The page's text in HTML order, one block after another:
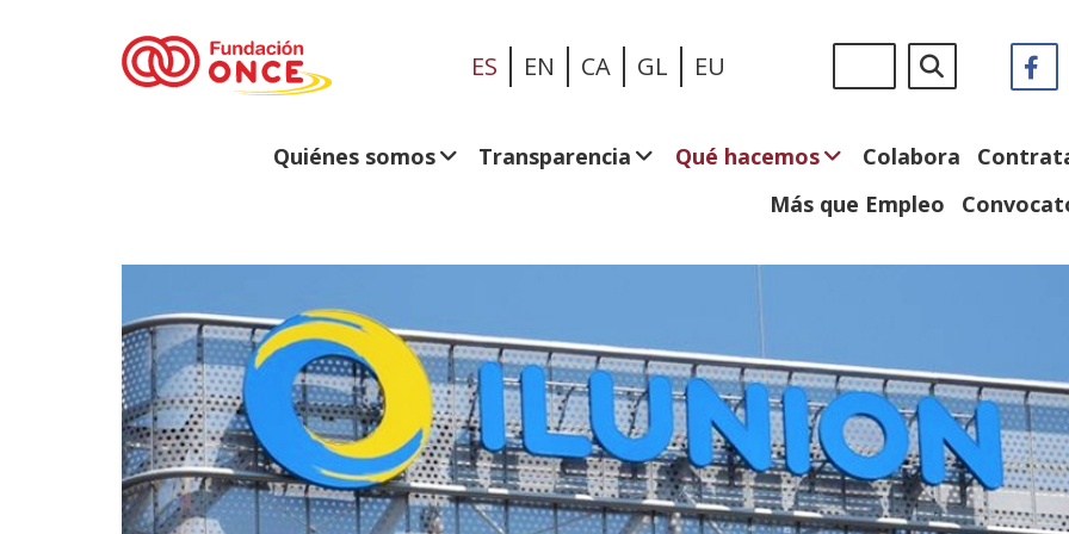
ES EN CA GL EU
en:
Quiénes somos Transparencia Qué hacemos Colabora
Más que Empleo